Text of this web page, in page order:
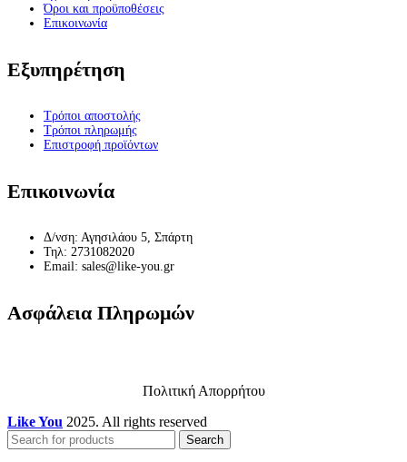
Όροι και προϋποθέσεις
Επικοινωνία
Εξυπηρέτηση
Τρόποι αποστολής
Τρόποι πληρωμής
Επιστροφή προϊόντων
Επικοινωνία
Δ/νση: Αγησιλάου 5, Σπάρτη
Τηλ: 2731082020
Email: sales@like-you.gr
Ασφάλεια Πληρωμών
Πολιτική Απορρήτου
Like You 2025. All rights reserved
Search